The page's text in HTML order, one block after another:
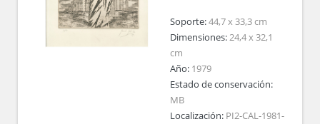
Soporte:44,7 x 33,3 cm
Dimensiones:24,4 x 32,1
cm
Año: 1979
Estado de conservación:
MB
Localización: PI2-CAL-1981-